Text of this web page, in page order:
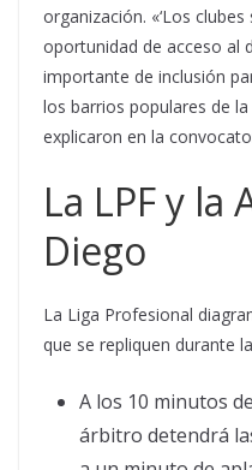
organización. «‘Los
oportunidad de acceso al
importante de inclusión
los barrios populares de
explicaron en la
La LPF y la
Diego
La Liga Profesional
que se repliquen durante
A los 10 minutos
árbitro detendrá